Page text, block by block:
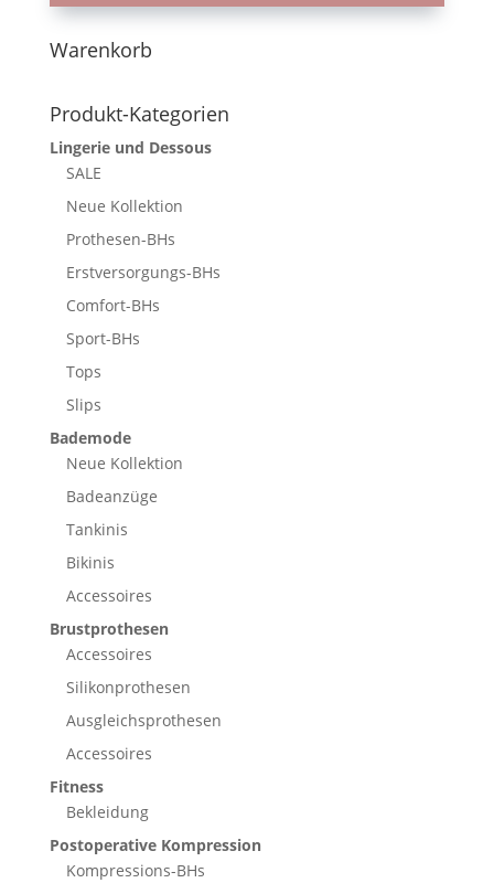
Warenkorb
Produkt-Kategorien
Lingerie und Dessous
SALE
Neue Kollektion
Prothesen-BHs
Erstversorgungs-BHs
Comfort-BHs
Sport-BHs
Tops
Slips
Bademode
Neue Kollektion
Badeanzüge
Tankinis
Bikinis
Accessoires
Brustprothesen
Accessoires
Silikonprothesen
Ausgleichsprothesen
Accessoires
Fitness
Bekleidung
Postoperative Kompression
Kompressions-BHs